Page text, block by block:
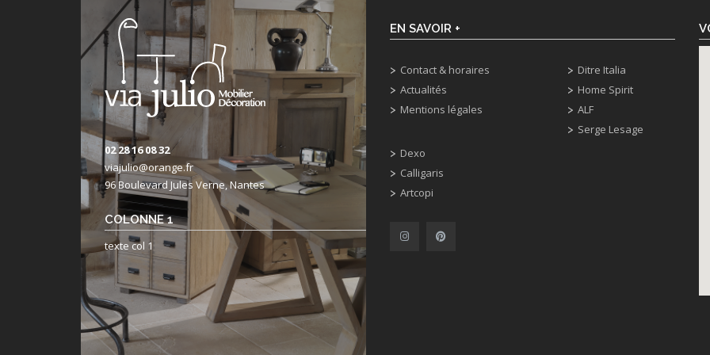
02 28 16 08 32
viajulio@orange.fr
96 Boulevard Jules Verne, Nantes
COLONNE 1
texte col 1
EN SAVOIR +
Contact & horaires
Actualités
Mentions légales
Dexo
Calligaris
Artcopi
Ditre Italia
Home Spirit
ALF
Serge Lesage